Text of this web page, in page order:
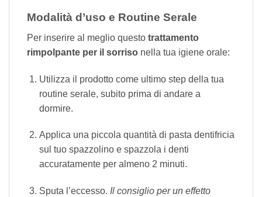
Modalità d’uso e Routine Serale
Per inserire al meglio questo trattamento
rimpolpante per il sorriso nella tua igiene orale:
Utilizza il prodotto come ultimo step della tua
routine serale, subito prima di andare a
dormire.
Applica una piccola quantità di pasta dentifricia
sul tuo spazzolino e spazzola i denti
accuratamente per almeno 2 minuti.
Sputa l’eccesso. Il consiglio per un effetto